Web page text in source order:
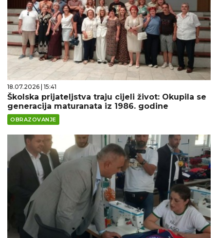
18.07.2026 | 15:41
Školska prijateljstva traju cijeli život: Okupila se
generacija maturanata iz 1986. godine
OBRAZOVANJE